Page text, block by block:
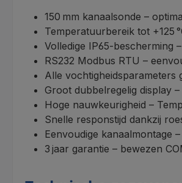
150 mm kanaalsonde –
Temperatuurbereik tot +125
Volledige IP65‑bescherming
RS232 Modbus RTU –
Alle
Groot dubbelregelig display
Hoge nauwkeurigheid –
Snelle responstijd dankzij
Eenvoudige kanaalmontage
3 jaar garantie – bewezen